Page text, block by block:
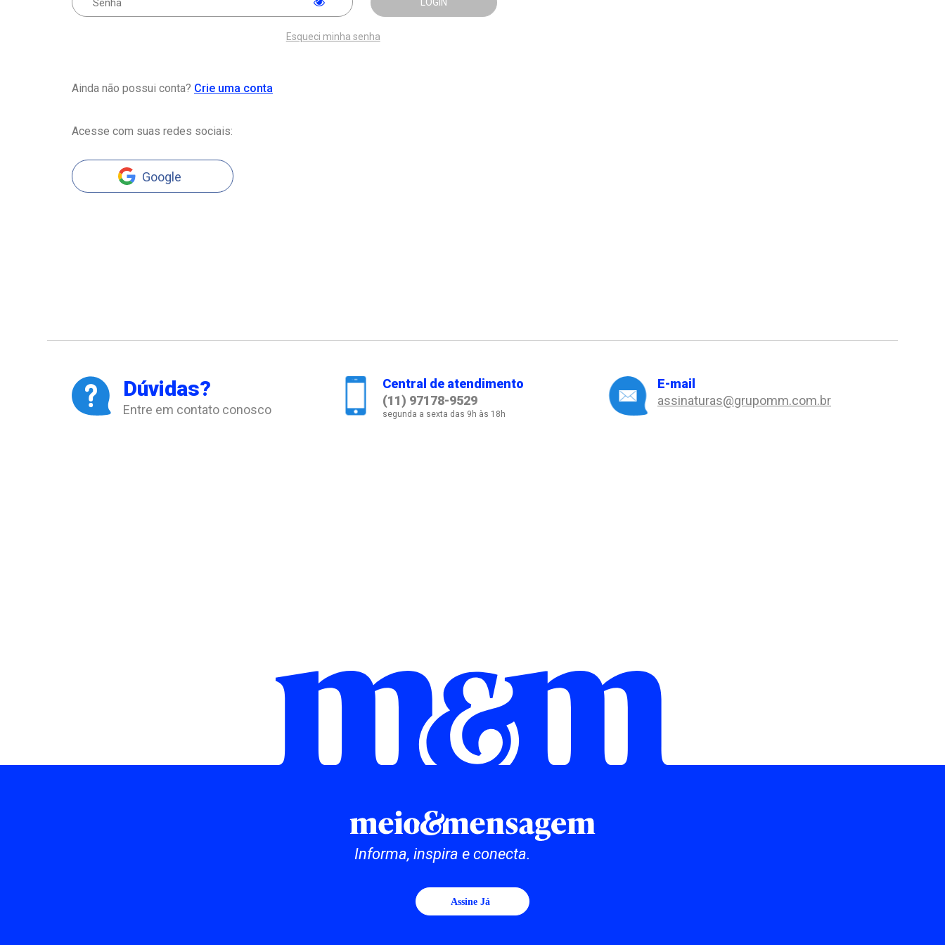
Esqueci minha senha
Ainda não possui conta? Crie uma conta
Acesse com suas redes sociais:
Google
Dúvidas?
Entre em contato conosco
Central de atendimento
(11) 97178-9529
segunda a sexta das 9h às 18h
E-mail
assinaturas@grupomm.com.br
Informa, inspira e conecta.
Assine Já